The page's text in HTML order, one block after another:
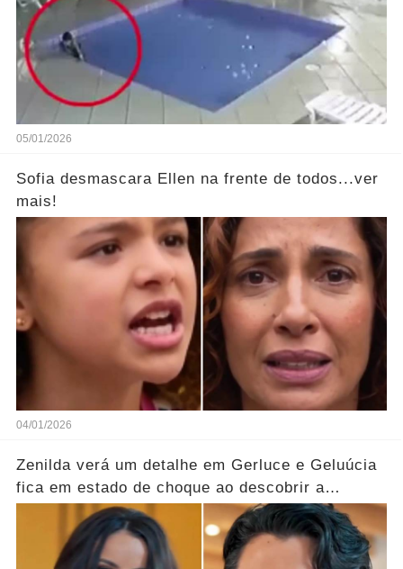
05/01/2026
Sofia desmascara Ellen na frente de todos...ver
mais!
04/01/2026
Zenilda verá um detalhe em Gerluce e Geluúcia
fica em estado de choque ao descobrir a
verdade oculta sobre sua mãe... Ver mais